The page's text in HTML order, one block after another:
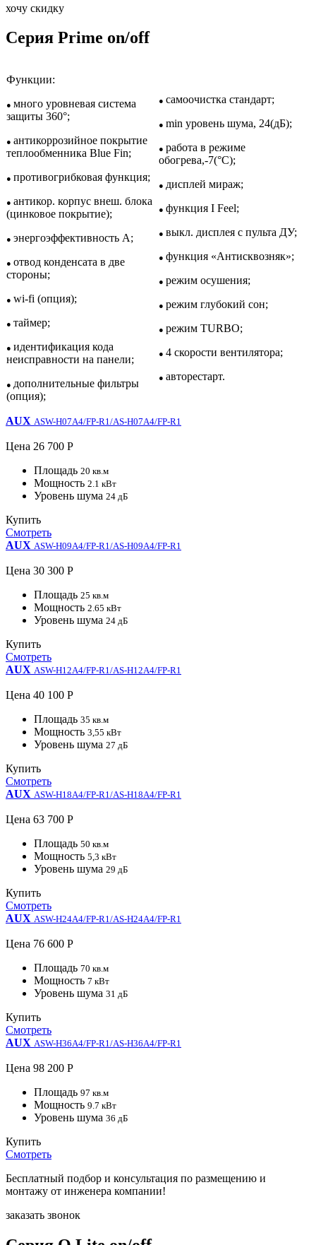
хочу скидку
Серия Prime on/off
Функции:
● много уровневая система
защиты 360°;
● антикоррозийное покрытие
теплообменника Blue Fin;
● противогрибковая функция;
● антикор. корпус внеш. блока
(цинковое покрытие);
● энергоэффективность A;
● отвод конденсата в две
стороны;
● wi-fi (опция);
● таймер;
● идентификация кода
неисправности на панели;
● дополнительные фильтры
(опция);
● самоочистка стандарт;
● min уровень шума, 24(дБ);
● работа в режиме
обогрева,-7(°С);
● дисплей мираж;
● функция I Feel;
● выкл. дисплея с пульта ДУ;
● функция «Антисквозняк»;
● режим осушения;
● режим глубокий сон;
● режим TURBO;
● 4 скорости вентилятора;
● авторестарт.
AUX ASW-H07A4/FP-R1/AS-H07A4/FP-R1
Цена 26 700 Р
Площадь 20 кв.м
Мощность 2.1 кВт
Уровень шума 24 дБ
Купить
Смотреть
AUX ASW-H09A4/FP-R1/AS-H09A4/FP-R1
Цена 30 300 Р
Площадь 25 кв.м
Мощность 2.65 кВт
Уровень шума 24 дБ
Купить
Смотреть
AUX ASW-H12A4/FP-R1/AS-H12A4/FP-R1
Цена 40 100 Р
Площадь 35 кв.м
Мощность 3,55 кВт
Уровень шума 27 дБ
Купить
Смотреть
AUX ASW-H18A4/FP-R1/AS-H18A4/FP-R1
Цена 63 700 Р
Площадь 50 кв.м
Мощность 5,3 кВт
Уровень шума 29 дБ
Купить
Смотреть
AUX ASW-H24A4/FP-R1/AS-H24A4/FP-R1
Цена 76 600 Р
Площадь 70 кв.м
Мощность 7 кВт
Уровень шума 31 дБ
Купить
Смотреть
AUX ASW-H36A4/FP-R1/AS-H36A4/FP-R1
Цена 98 200 Р
Площадь 97 кв.м
Мощность 9.7 кВт
Уровень шума 36 дБ
Купить
Смотреть
Бесплатный подбор и консультация по размещению и
монтажу от инженера компании!
заказать звонок